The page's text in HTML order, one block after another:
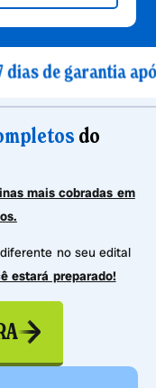
após a
do
mais cobradas em
no seu edital
estará preparado!